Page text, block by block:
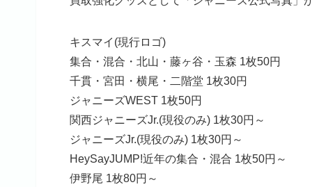
キスマイ(現行ロゴ)
集合・混合・北山・藤ヶ谷・玉森 1枚50円
千貫・宮田・横尾・二階堂 1枚30円
ジャニーズWEST 1枚50円
関西ジャニーズJr.(現役のみ) 1枚30円～
ジャニーズJr.(現役のみ) 1枚30円～
HeySayJUMP!近年の集合・混合 1枚50円～
伊野尾 1枚80円～